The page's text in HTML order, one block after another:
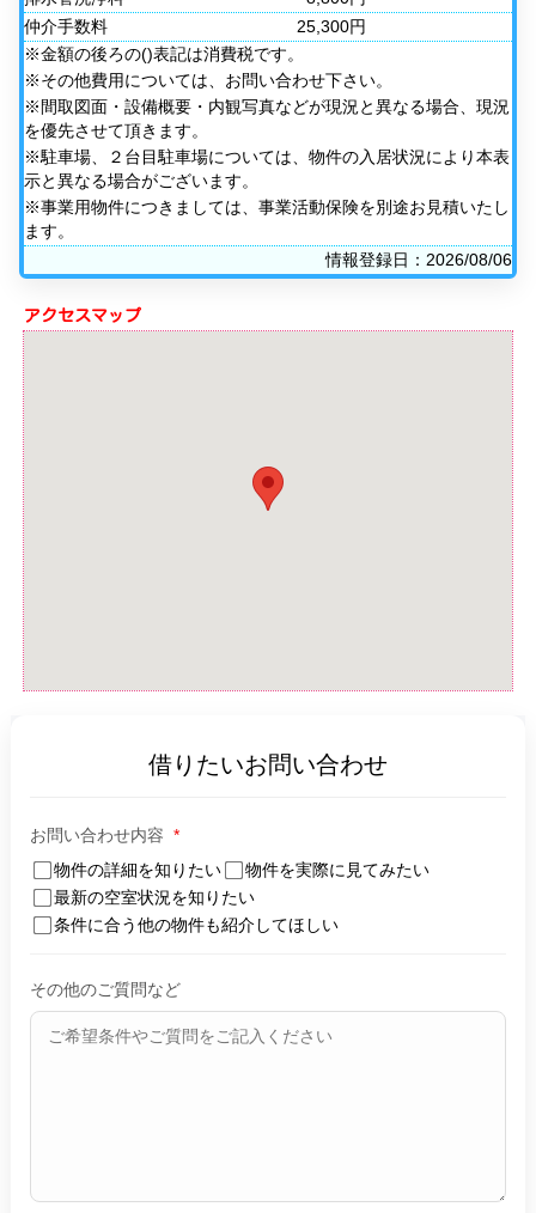
仲介手数料
25,300円
※金額の後ろの()表記は消費税です。
※その他費用については、お問い合わせ下さい。
※間取図面・設備概要・内観写真などが現況と異なる場合、現況
を優先させて頂きます。
※駐車場、２台目駐車場については、物件の入居状況により本表
示と異なる場合がございます。
※事業用物件につきましては、事業活動保険を別途お見積いたし
ます。
情報登録日：2026/08/06
アクセスマップ
借りたいお問い合わせ
お問い合わせ内容 *
物件の詳細を知りたい
物件を実際に見てみたい
最新の空室状況を知りたい
条件に合う他の物件も紹介してほしい
その他のご質問など